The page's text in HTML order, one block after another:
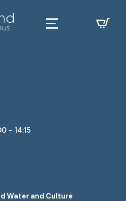
- 14:15
Water and Culture